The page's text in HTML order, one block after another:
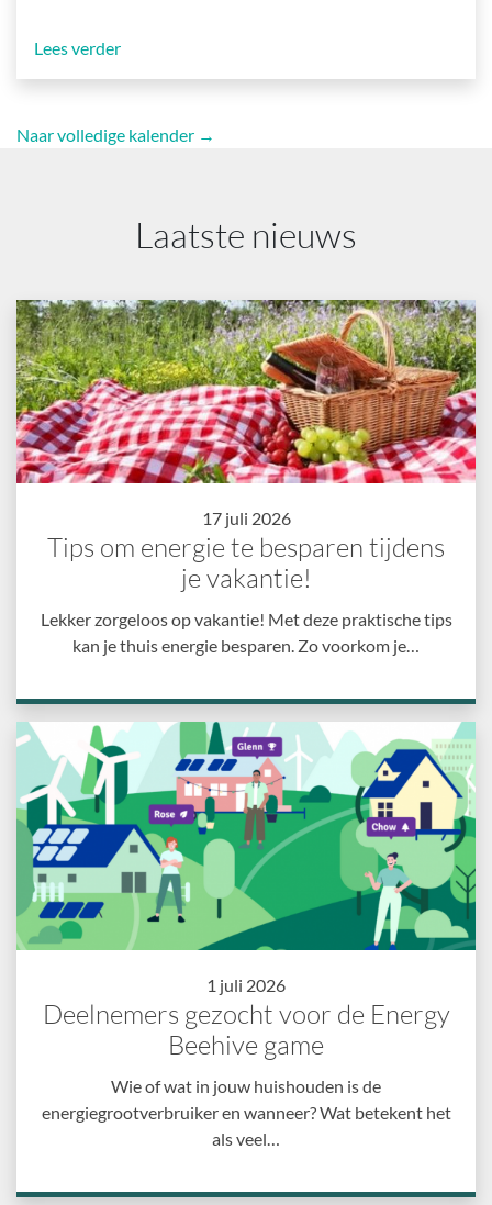
Lees verder
Naar volledige kalender →
Laatste nieuws
17 juli 2026
Tips om energie te besparen tijdens
je vakantie!
Lekker zorgeloos op vakantie! Met deze praktische tips
kan je thuis energie besparen. Zo voorkom je…
1 juli 2026
Deelnemers gezocht voor de Energy
Beehive game
Wie of wat in jouw huishouden is de
energiegrootverbruiker en wanneer? Wat betekent het
als veel…